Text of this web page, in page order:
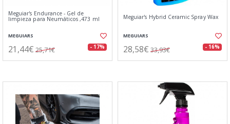
Meguiar's Endurance - Gel de
limpieza para Neumáticos ,473 ml
MEGUIARS
21,44€ 25,71€ - 17%
Meguiar's Hybrid Ceramic Spray Wax
MEGUIARS
28,58€ 33,93€ - 16%